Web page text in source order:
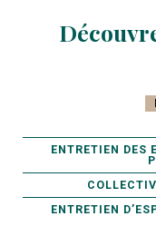
ENTRETIEN DES
ENTRETIEN